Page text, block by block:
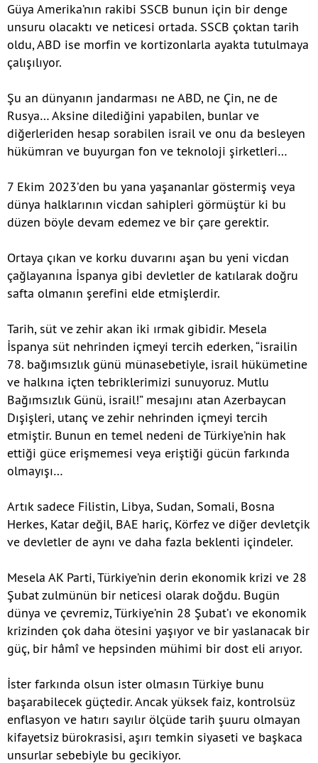
Güya Amerika’nın rakibi SSCB bunun için bir denge
unsuru olacaktı ve neticesi ortada. SSCB çoktan tarih
oldu, ABD ise morfin ve kortizonlarla ayakta tutulmaya
çalışılıyor.
Şu an dünyanın jandarması ne ABD, ne Çin, ne de
Rusya… Aksine dilediğini yapabilen, bunlar ve
diğerleriden hesap sorabilen israil ve onu da besleyen
hükümran ve buyurgan fon ve teknoloji şirketleri…
7 Ekim 2023’den bu yana yaşananlar göstermiş veya
dünya halklarının vicdan sahipleri görmüştür ki bu
düzen böyle devam edemez ve bir çare gerektir.
Ortaya çıkan ve korku duvarını aşan bu yeni vicdan
çağlayanına İspanya gibi devletler de katılarak doğru
safta olmanın şerefini elde etmişlerdir.
Tarih, süt ve zehir akan iki ırmak gibidir. Mesela
İspanya süt nehrinden içmeyi tercih ederken, “israilin
78. bağımsızlık günü münasebetiyle, israil hükümetine
ve halkına içten tebriklerimizi sunuyoruz. Mutlu
Bağımsızlık Günü, israil!” mesajını atan Azerbaycan
Dışişleri, utanç ve zehir nehrinden içmeyi tercih
etmiştir. Bunun en temel nedeni de Türkiye’nin hak
ettiği güce erişmemesi veya eriştiği gücün farkında
olmayışı…
Artık sadece Filistin, Libya, Sudan, Somali, Bosna
Herkes, Katar değil, BAE hariç, Körfez ve diğer devletçik
ve devletler de aynı ve daha fazla beklenti içindeler.
Mesela AK Parti, Türkiye’nin derin ekonomik krizi ve 28
Şubat zulmünün bir neticesi olarak doğdu. Bugün
dünya ve çevremiz, Türkiye’nin 28 Şubat’ı ve ekonomik
krizinden çok daha ötesini yaşıyor ve bir yaslanacak bir
güç, bir hâmî ve hepsinden mühimi bir dost eli arıyor.
İster farkında olsun ister olmasın Türkiye bunu
başarabilecek güçtedir. Ancak yüksek faiz, kontrolsüz
enflasyon ve hatırı sayılır ölçüde tarih şuuru olmayan
kifayetsiz bürokrasisi, aşırı temkin siyaseti ve başkaca
unsurlar sebebiyle bu gecikiyor.